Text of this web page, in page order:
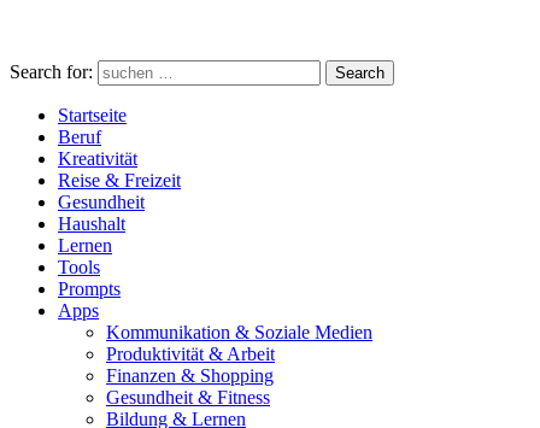
Search for: Search
Startseite
Beruf
Kreativität
Reise & Freizeit
Gesundheit
Haushalt
Lernen
Tools
Prompts
Apps
Kommunikation & Soziale Medien
Produktivität & Arbeit
Finanzen & Shopping
Gesundheit & Fitness
Bildung & Lernen